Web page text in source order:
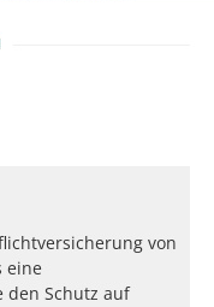
von
eine
den Schutz auf